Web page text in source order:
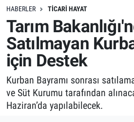
HABERLER TICARI HAYAT
Tarım
Satılmayan
için Destek
Kurban Bayramı sonrası
ve Süt Kurumu tarafından
Haziran’da yapılabilecek.